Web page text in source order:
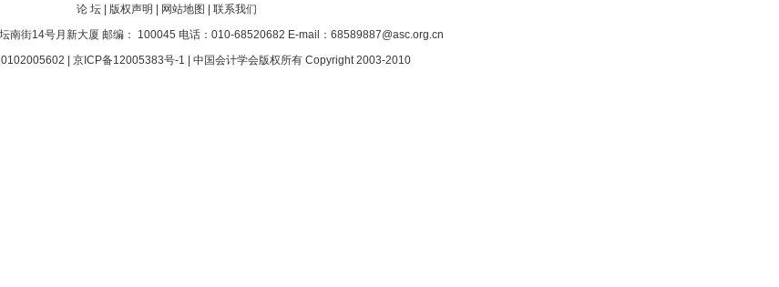
论 坛 版权声明 网站地图
联系我们
南街14号月新大厦 邮编： 100045 电话：010-68520682 E-mail：68589887@asc.org.cn
| 京ICP备12005383号-1 | 中国会计学会版权所有 Copyright 2003-2010